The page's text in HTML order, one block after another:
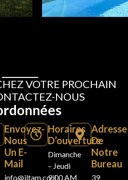
VOTRE PROCHAIN
NOUS
Envoyez-
Nous
Un E-
Mail
info@iltam.co.il
Horaires
D’ouverture
Dimanche
– Jeudi
9:00 AM
Adresse
De
Notre
Bureau
39